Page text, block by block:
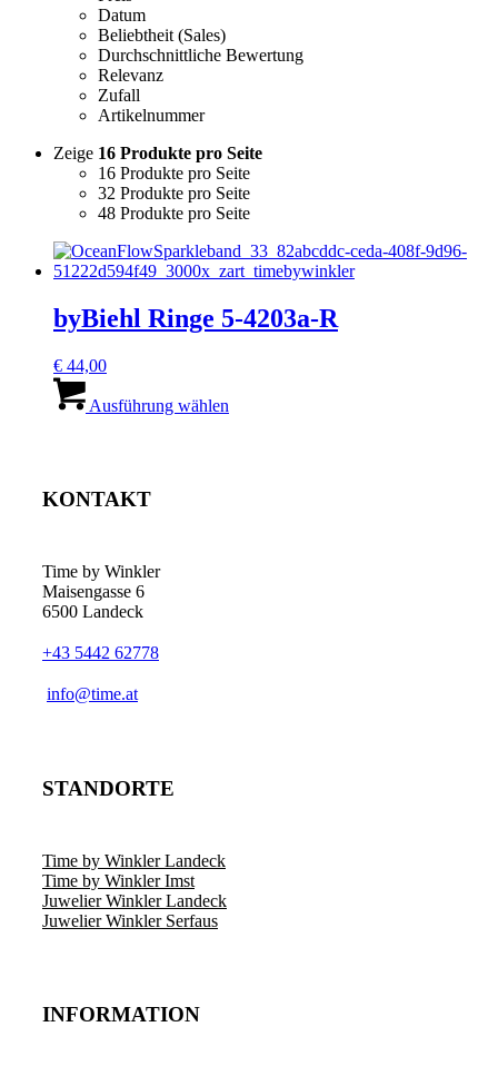
Datum
Beliebtheit (Sales)
Durchschnittliche Bewertung
Relevanz
Zufall
Artikelnummer
Zeige 16 Produkte pro Seite
16 Produkte pro Seite
32 Produkte pro Seite
48 Produkte pro Seite
byBiehl Ringe 5-4203a-R
€ 44,00
Ausführung wählen
KONTAKT
Time by Winkler
Maisengasse 6
6500 Landeck
+43 5442 62778
­info@time.at
STANDORTE
Time by Winkler Landeck
Time by Winkler Imst
Juwelier Winkler Landeck
Juwelier Winkler Serfaus
INFORMATION